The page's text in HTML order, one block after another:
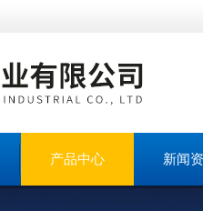
产品中心 新闻